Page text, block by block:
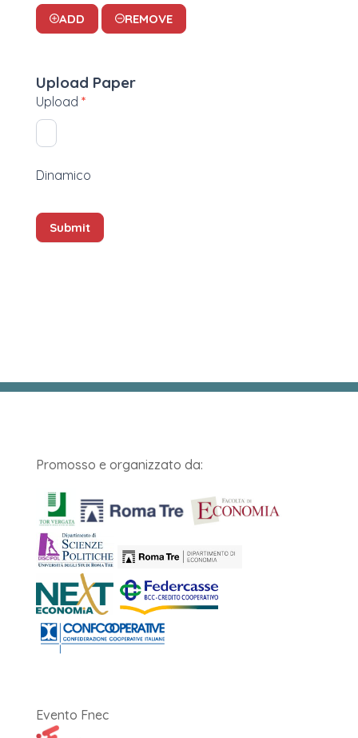
ADD REMOVE
Upload Paper
Upload *
Dinamico
Submit
Promosso e organizzato da:
Evento Fnec